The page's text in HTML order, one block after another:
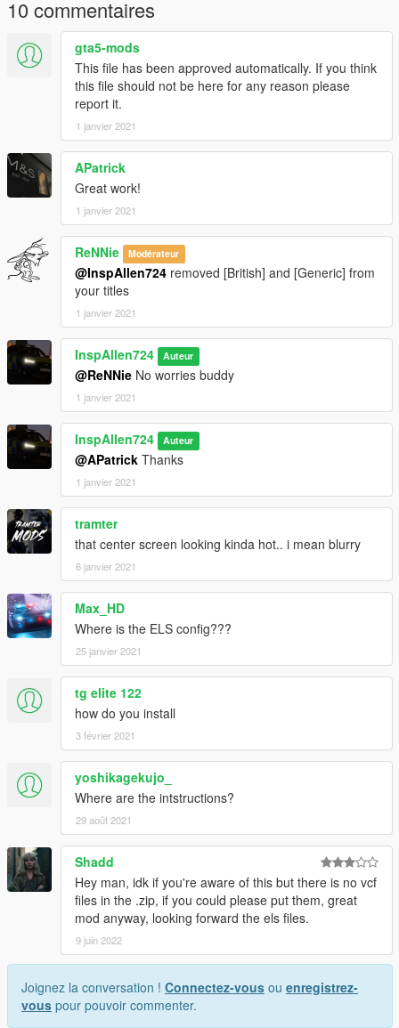
10 commentaires
gta5-mods
This file has been approved automatically. If you think
this file should not be here for any reason please
report it.
1 janvier 2021
APatrick
Great work!
1 janvier 2021
ReNNie Modérateur
@InspAllen724 removed [British] and [Generic] from
your titles
1 janvier 2021
InspAllen724 Auteur
@ReNNie No worries buddy
1 janvier 2021
InspAllen724 Auteur
@APatrick Thanks
1 janvier 2021
tramter
that center screen looking kinda hot.. i mean blurry
6 janvier 2021
Max_HD
Where is the ELS config???
25 janvier 2021
tg elite 122
how do you install
3 février 2021
yoshikagekujo_
Where are the intstructions?
29 août 2021
Shadd
Hey man, idk if you're aware of this but there is no vcf
files in the .zip, if you could please put them, great
mod anyway, looking forward the els files.
9 juin 2022
Joignez la conversation ! Connectez-vous ou enregistrez-
vous pour pouvoir commenter.